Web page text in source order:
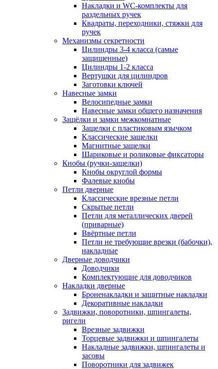
Накладки и WC-комплекты для
раздельных ручек
Квадраты, переходники, стяжки для
ручек
Механизмы секретности
Цилиндры 3-4 класса (самые
защищенные)
Цилиндры 1-2 класса
Вертушки для цилиндров
Заготовки ключей
Навесные замки
Велосипедные замки
Навесные замки общего назначения
Защёлки и замки межкомнатные
Защелки с пластиковым язычком
Классические защелки
Магнитные защелки
Шариковые и роликовые фиксаторы
Кнобы (ручки-защелки)
Кнобы округлой формы
Фалевые кнобы
Петли дверные
Классические врезные петли
Скрытые петли
Петли для металлических дверей
(приварные)
Ввёртные петли
Петли не требующие врезки (бабочки),
накладные
Дверные доводчики
Доводчики
Комплектующие для доводчиков
Накладки дверные
Броненакладки и защитные накладки
Декоративные накладки
Задвижки, поворотники, шпингалеты,
ригели
Врезные задвижки
Торцевые задвижки и шпингалеты
Накладные задвижки, шпингалеты и
засовы
Поворотники для задвижек